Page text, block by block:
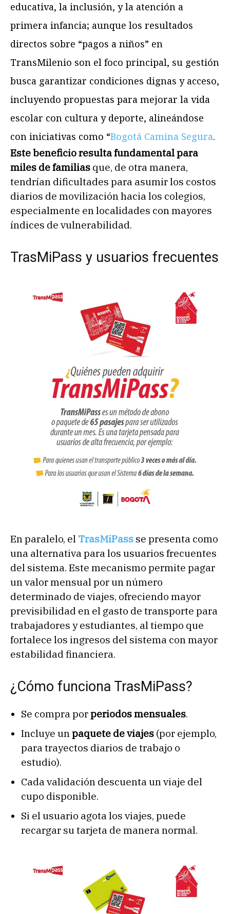
educativa, la inclusión, y la atención a
primera infancia; aunque los resultados
directos sobre “pagos a niños” en
TransMilenio son el foco principal, su gestión
busca garantizar condiciones dignas y acceso,
incluyendo propuestas para mejorar la vida
escolar con cultura y deporte, alineándose
con iniciativas como “Bogotá Camina Segura.
Este beneficio resulta fundamental para
miles de familias que, de otra manera,
tendrían dificultades para asumir los costos
diarios de movilización hacia los colegios,
especialmente en localidades con mayores
índices de vulnerabilidad.
TrasMiPass y usuarios frecuentes
En paralelo, el TrasMiPass se presenta como
una alternativa para los usuarios frecuentes
del sistema. Este mecanismo permite pagar
un valor mensual por un número
determinado de viajes, ofreciendo mayor
previsibilidad en el gasto de transporte para
trabajadores y estudiantes, al tiempo que
fortalece los ingresos del sistema con mayor
estabilidad financiera.
¿Cómo funciona TrasMiPass?
Se compra porperiodos mensuales.
Incluye unpaquete de viajes (por ejemplo,
para trayectos diarios de trabajo o
estudio).
Cada validación descuenta un viaje del
cupo disponible.
Si el usuario agota los viajes, puede
recargar su tarjeta de manera normal.